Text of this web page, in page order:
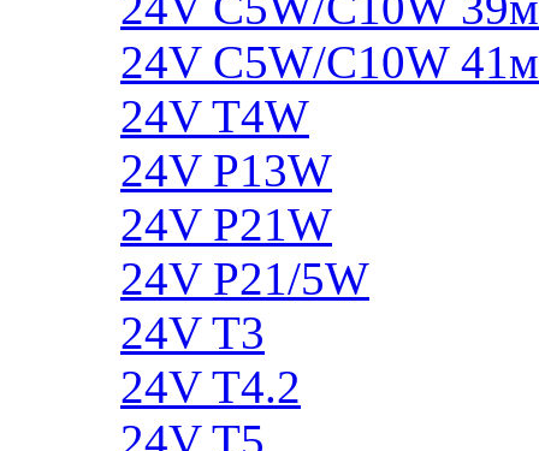
24V C5W/C10W
24V T4W
24V P13W
24V P21W
24V P21/5W
24V T3
24V T4.2
24V T5